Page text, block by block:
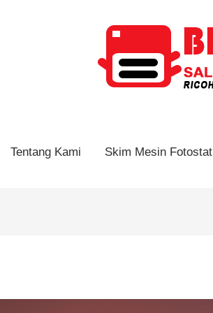
Tentang Kami Skim Mesin Fotostat